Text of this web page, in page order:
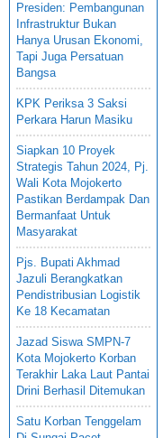
Presiden: Pembangunan
Infrastruktur Bukan
Hanya Urusan Ekonomi,
Tapi Juga Persatuan
Bangsa
KPK Periksa 3 Saksi
Perkara Harun Masiku
Siapkan 10 Proyek
Strategis Tahun 2024, Pj.
Wali Kota Mojokerto
Pastikan Berdampak Dan
Bermanfaat Untuk
Masyarakat
Pjs. Bupati Akhmad
Jazuli Berangkatkan
Pendistribusian Logistik
Ke 18 Kecamatan
Jazad Siswa SMPN-7
Kota Mojokerto Korban
Terakhir Laka Laut Pantai
Drini Berhasil Ditemukan
Satu Korban Tenggelam